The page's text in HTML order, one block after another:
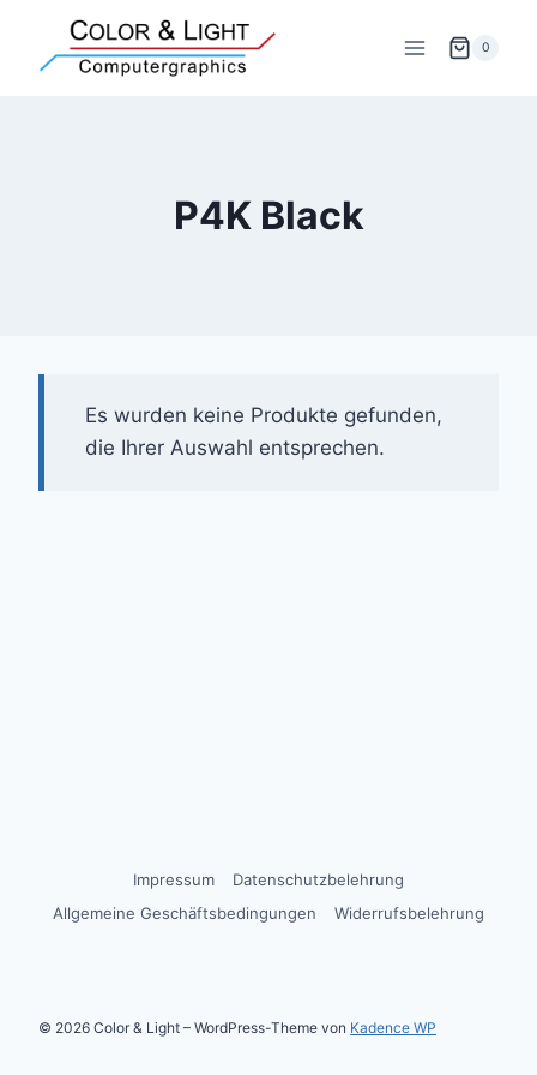
springen
0
P4K Black
Es wurden keine Produkte gefunden,
die Ihrer Auswahl entsprechen.
Impressum
Datenschutzbelehrung
Allgemeine Geschäftsbedingungen
Widerrufsbelehrung
© 2026 Color & Light – WordPress-Theme von Kadence WP